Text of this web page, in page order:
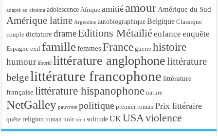
adapté au cinéma adolescence Afrique amitié amour Amérique du Sud
Amérique latine Argentine autobiographique Belgique Classique
couple dictature drameEditions Métailié enfance enquête
Espagne exil famille femmes France guerre histoire
humour liberté littérature anglophonelittérature
belgelittérature francophone littérature
française littérature hispanophone nature
NetGalley pauvreté politique premier roman Prix littéraire
quête religion roman noir récit solitude UK USAviolence